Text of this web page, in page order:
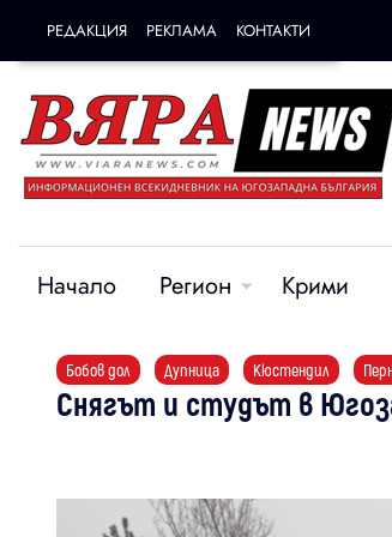
РЕДАКЦИЯ РЕКЛАМА КОНТАКТИ
Начало Регион Крими
Бобов дол Дупница Кюстендил
Снягът и студът в